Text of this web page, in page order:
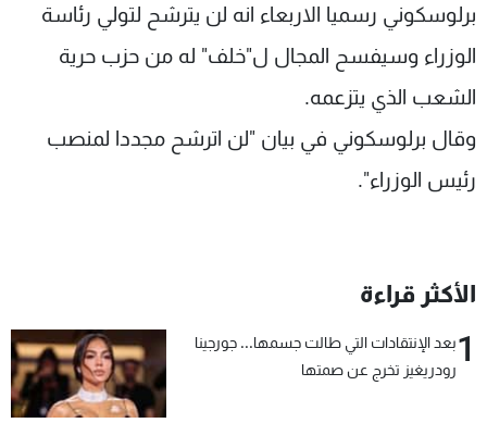
برلوسكوني رسميا الاربعاء انه لن يترشح لتولي رئاسة
الوزراء وسيفسح المجال ل"خلف" له من حزب حرية
الشعب الذي يتزعمه.
وقال برلوسكوني في بيان "لن اترشح مجددا لمنصب
رئيس الوزراء".
الأكثر قراءة
1بعد الإنتقادات التي طالت جسمها... جورجينا
رودريغيز تخرج عن صمتها
الإنـتـاج
لاعلاناتكم
تواصل معنا